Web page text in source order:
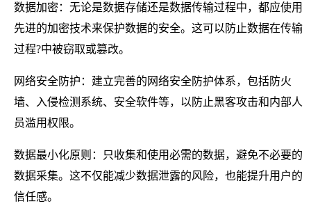
数据加密：无论是数据存储还是数据传输过程中，都应使用
先进的加密技术来保护数据的安全。这可以防止数据在传输
过程?中被窃取或篡改。
网络安全防护：建立完善的网络安全防护体系，包括防火
墙、入侵检测系统、安全软件等，以防止黑客攻击和内部人
员滥用权限。
数据最小化原则：只收集和使用必需的数据，避免不必要的
数据采集。这不仅能减少数据泄露的风险，也能提升用户的
信任感。